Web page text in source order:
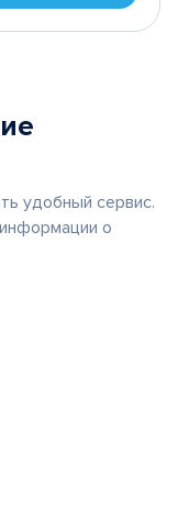
удобный сервис.
о